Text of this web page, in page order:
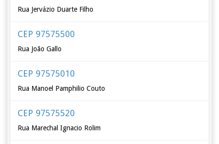
Rua Jervázio Duarte Filho
CEP 97575500
Rua João Gallo
CEP 97575010
Rua Manoel Pamphilio Couto
CEP 97575520
Rua Marechal Ignacio Rolim